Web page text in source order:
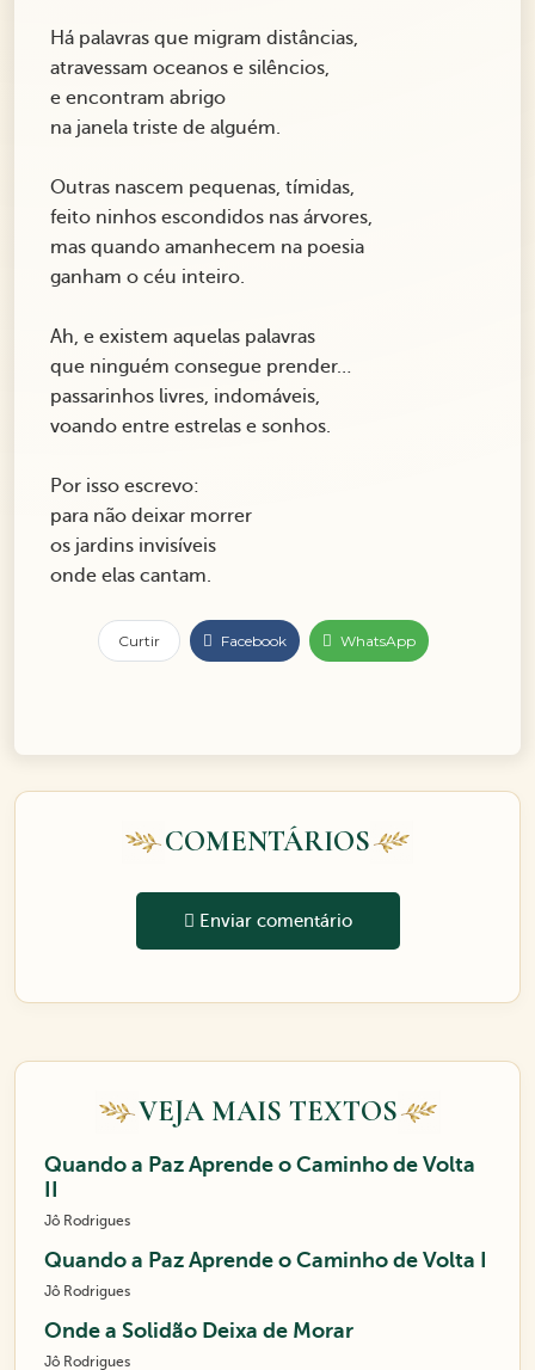
Há palavras que migram distâncias,
atravessam oceanos e silêncios,
e encontram abrigo
na janela triste de alguém.
Outras nascem pequenas, tímidas,
feito ninhos escondidos nas árvores,
mas quando amanhecem na poesia
ganham o céu inteiro.
Ah, e existem aquelas palavras
que ninguém consegue prender…
passarinhos livres, indomáveis,
voando entre estrelas e sonhos.
Por isso escrevo:
para não deixar morrer
os jardins invisíveis
onde elas cantam.
Curtir Facebook WhatsApp
COMENTÁRIOS
Enviar comentário
VEJA MAIS TEXTOS
Quando a Paz Aprende o Caminho de Volta
Jô Rodrigues
Quando a Paz Aprende o Caminho de Volta I
Jô Rodrigues
Onde a Solidão Deixa de Morar
Jô Rodrigues